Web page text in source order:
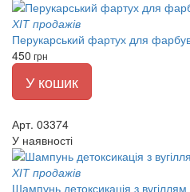
ХІТ продажів
Перукарський фартух для
450 грн
У кошик
Арт. 03374
У наявності
ХІТ продажів
Шампунь детоксикація з